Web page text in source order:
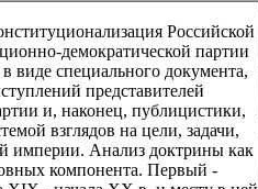
Российской
демократической партии
виде специального документа,
представителей
и, наконец, публицистики,
взглядов на цели, задачи,
империи. Анализ доктрины как
компонента. Первый -